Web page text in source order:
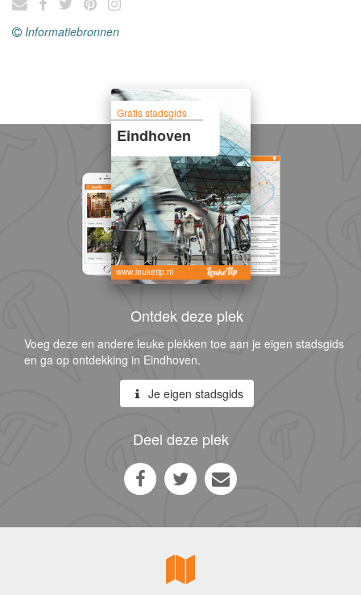
Informatiebronnen
Gratis stadsgids
Eindhoven
www.leuketip.nl
Ontdek deze plek
Voeg deze en andere leuke plekken toe aan je eigen stadsgids
en ga op ontdekking in Eindhoven.
Je eigen stadsgids
Deel deze plek